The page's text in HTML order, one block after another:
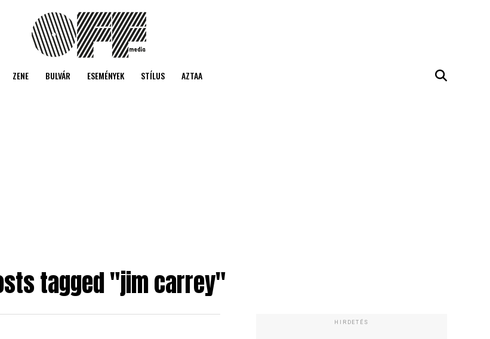
ZENE BULVÁR ESEMÉNYEK STÍLUS AZTAA
tagged "jim carrey"
HIRDETÉS